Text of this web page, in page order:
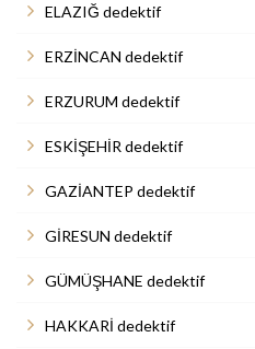
ELAZIĞ dedektif
ERZİNCAN dedektif
ERZURUM dedektif
ESKİŞEHİR dedektif
GAZİANTEP dedektif
GİRESUN dedektif
GÜMÜŞHANE dedektif
HAKKARİ dedektif